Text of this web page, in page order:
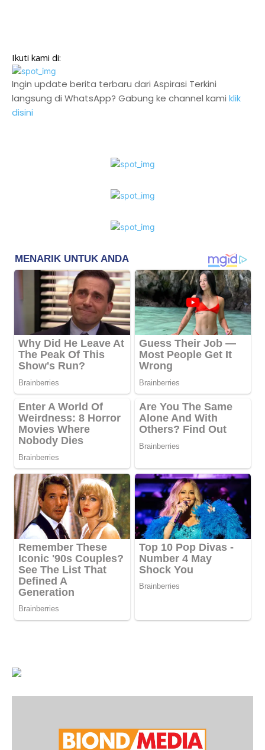
Ikuti kami di:
Ingin update berita terbaru dari Aspirasi Terkini
langsung di WhatsApp? Gabung ke channel kami klik
disini